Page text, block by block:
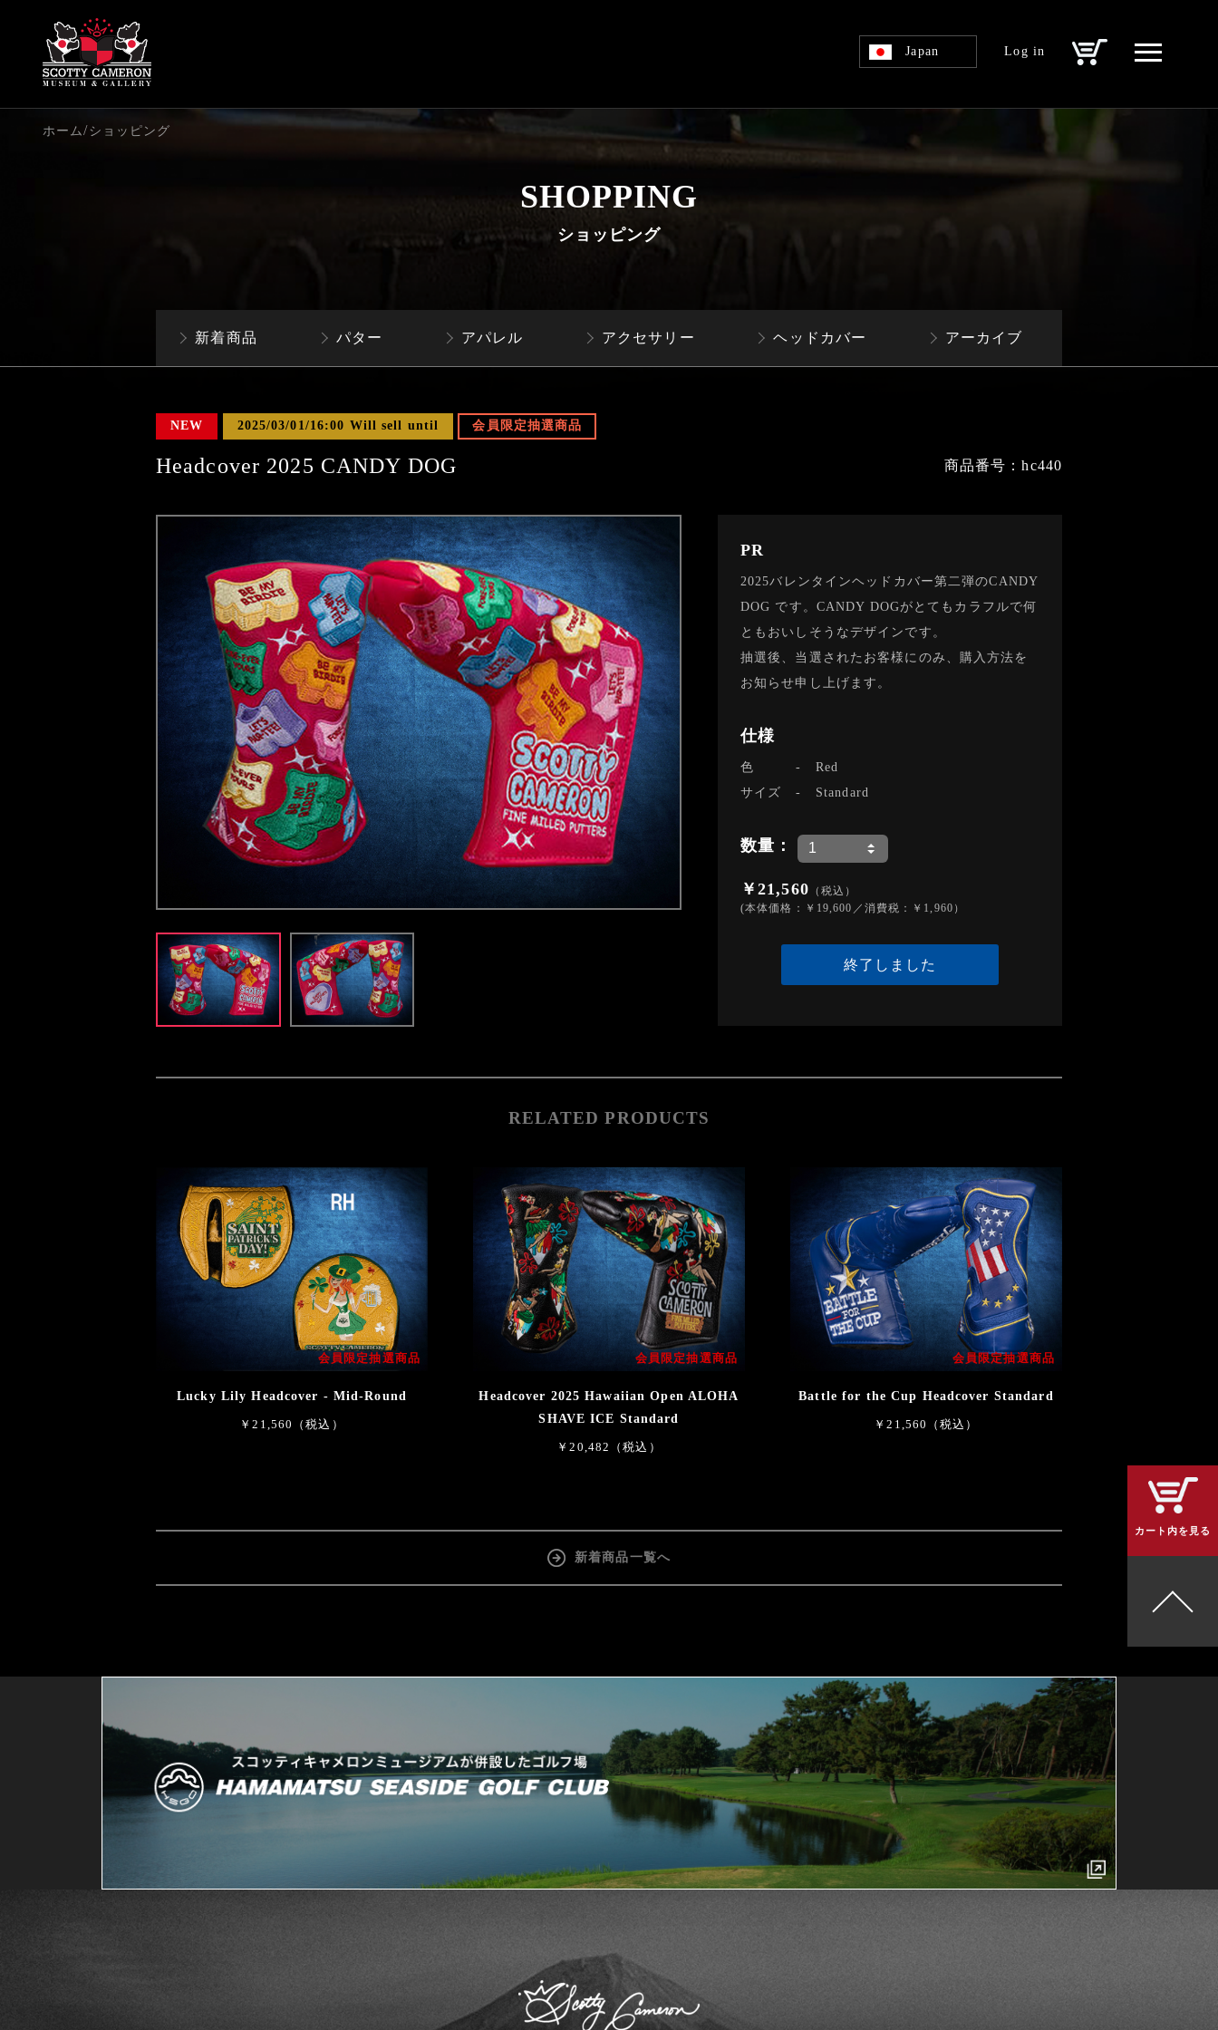
Japan Log in
カート内を見る
ホーム/ショッピング
SHOPPING
ショッピング
新着商品 パター アパレル アクセサリー ヘッドカバー アーカイブ
NEW 2025/03/01/16:00 Will sell until 会員限定抽選商品
Headcover 2025 CANDY DOG 商品番号：hc440
PR
2025バレンタインヘッドカバー第二弾のCANDY
DOG です。CANDY DOGがとてもカラフルで何
ともおいしそうなデザインです。
抽選後、当選されたお客様にのみ、購入方法を
お知らせ申し上げます。
仕様
色 - Red
サイズ
- Standard
数量：
￥21,560 （税込）
(本体価格：￥19,600／消費税：￥1,960）
終了しました
RELATED PRODUCTS
会員限定抽選商品
Lucky Lily Headcover - Mid-Round
￥21,560（税込）
会員限定抽選商品
Headcover 2025 Hawaiian Open ALOHA
SHAVE ICE Standard
￥20,482（税込）
会員限定抽選商品
Battle for the Cup Headcover Standard
￥21,560（税込）
新着商品一覧へ